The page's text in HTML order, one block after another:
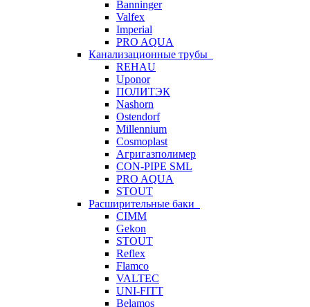
Banninger
Valfex
Imperial
PRO AQUA
Канализационные трубы
REHAU
Uponor
ПОЛИТЭК
Nashorn
Ostendorf
Millennium
Cosmoplast
Агригазполимер
CON-PIPE SML
PRO AQUA
STOUT
Расширительные баки
CIMM
Gekon
STOUT
Reflex
Flamco
VALTEC
UNI-FITT
Belamos